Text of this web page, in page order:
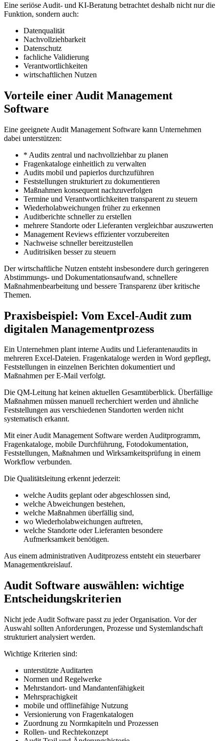
Eine seriöse Audit- und KI-Beratung betrachtet deshalb nicht nur die
Funktion, sondern auch:
Datenqualität
Nachvollziehbarkeit
Datenschutz
fachliche Validierung
Verantwortlichkeiten
wirtschaftlichen Nutzen
Vorteile einer Audit Management
Software
Eine geeignete Audit Management Software kann Unternehmen
dabei unterstützen:
* Audits zentral und nachvollziehbar zu planen
Fragenkataloge einheitlich zu verwalten
Audits mobil und papierlos durchzuführen
Feststellungen strukturiert zu dokumentieren
Maßnahmen konsequent nachzuverfolgen
Termine und Verantwortlichkeiten transparent zu steuern
Wiederholabweichungen früher zu erkennen
Auditberichte schneller zu erstellen
mehrere Standorte oder Lieferanten vergleichbar auszuwerten
Management Reviews effizienter vorzubereiten
Nachweise schneller bereitzustellen
Auditrisiken besser zu steuern
Der wirtschaftliche Nutzen entsteht insbesondere durch geringeren
Abstimmungs- und Dokumentationsaufwand, schnellere
Maßnahmenbearbeitung und bessere Transparenz über kritische
Themen.
Praxisbeispiel: Vom Excel-Audit zum
digitalen Managementprozess
Ein Unternehmen plant interne Audits und Lieferantenaudits in
mehreren Excel-Dateien. Fragenkataloge werden in Word gepflegt,
Feststellungen in einzelnen Berichten dokumentiert und
Maßnahmen per E-Mail verfolgt.
Die QM-Leitung hat keinen aktuellen Gesamtüberblick. Überfällige
Maßnahmen müssen manuell recherchiert werden und ähnliche
Feststellungen aus verschiedenen Standorten werden nicht
systematisch erkannt.
Mit einer Audit Management Software werden Auditprogramm,
Fragenkataloge, mobile Durchführung, Fotodokumentation,
Feststellungen, Maßnahmen und Wirksamkeitsprüfung in einem
Workflow verbunden.
Die Qualitätsleitung erkennt jederzeit:
welche Audits geplant oder abgeschlossen sind,
welche Abweichungen bestehen,
welche Maßnahmen überfällig sind,
wo Wiederholabweichungen auftreten,
welche Standorte oder Lieferanten besondere
Aufmerksamkeit benötigen.
Aus einem administrativen Auditprozess entsteht ein steuerbarer
Managementkreislauf.
Audit Software auswählen: wichtige
Entscheidungskriterien
Nicht jede Audit Software passt zu jeder Organisation. Vor der
Auswahl sollten Anforderungen, Prozesse und Systemlandschaft
strukturiert analysiert werden.
Wichtige Kriterien sind:
unterstützte Auditarten
Normen und Regelwerke
Mehrstandort- und Mandantenfähigkeit
Mehrsprachigkeit
mobile und offlinefähige Nutzung
Versionierung von Fragenkatalogen
Zuordnung zu Normkapiteln und Prozessen
Rollen- und Rechtekonzept